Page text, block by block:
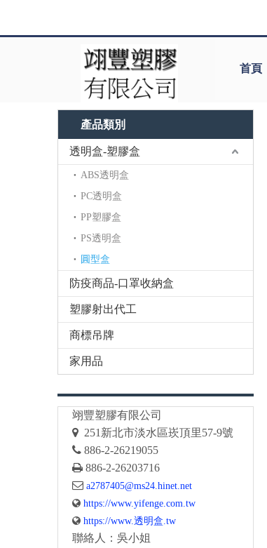
首頁
產品類別
透明盒-塑膠盒
ABS透明盒
PC透明盒
PP塑膠盒
PS透明盒
圓型盒
防疫商品-口罩收納盒
塑膠射出代工
商標吊牌
家用品
翊豐塑膠有限公司
 251 新北市淡水區崁頂里57-9號
 886-2-26219055
 886-2-26203716
 a2787405@ms24.hinet.net
 https://www.yifenge.com.tw
 https://www.透明盒.tw
聯絡人：吳小姐